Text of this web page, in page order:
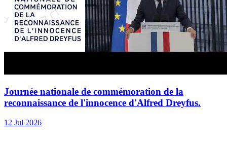
Journée nationale de commémoration de la
reconnaissance de l'innocence d'Alfred Dreyfus.
12 Jul 2026